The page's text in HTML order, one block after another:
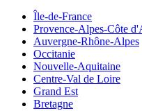
Île-de-France
Provence-Alpes-Côte
Auvergne-Rhône-Alpes
Occitanie
Nouvelle-Aquitaine
Centre-Val de Loire
Grand Est
Bretagne